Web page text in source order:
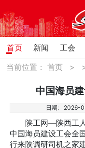
首页 新闻 工会
当前位置：首页 >
中国海员
日期: 2026-
陕工网—陕西工人
中国海员建设工会全
行来陕调研司机之家